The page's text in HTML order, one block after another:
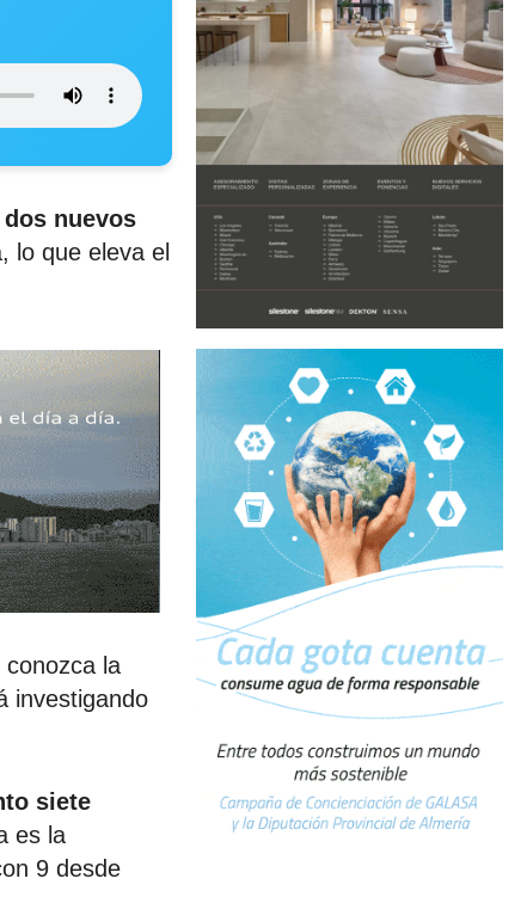
nuevos
lo que eleva el
la
investigando
siete
es la
9 desde